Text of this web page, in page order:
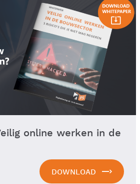
online werken in de
DOWNLOAD